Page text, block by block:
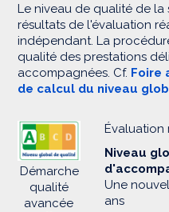
Le niveau de qualité de la
résultats de l'évaluation
indépendant. La
qualité des prestations
accompagnées. Cf. Foire
de calcul du niveau
Démarche
qualité
avancée
Évaluation
Niveau
Une
ans